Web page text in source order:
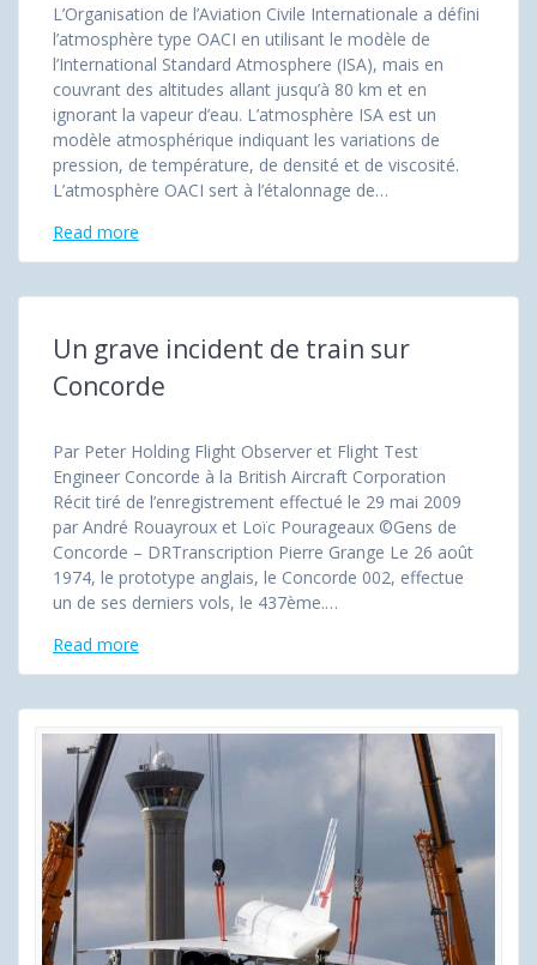
L’Organisation de l’Aviation Civile Internationale a défini
l’atmosphère type OACI en utilisant le modèle de
l’International Standard Atmosphere (ISA), mais en
couvrant des altitudes allant jusqu’à 80 km et en
ignorant la vapeur d’eau. L’atmosphère ISA est un
modèle atmosphérique indiquant les variations de
pression, de température, de densité et de viscosité.
L’atmosphère OACI sert à l’étalonnage de…
Read more
Un grave incident de train sur
Concorde
Par Peter Holding Flight Observer et Flight Test
Engineer Concorde à la British Aircraft Corporation
Récit tiré de l’enregistrement effectué le 29 mai 2009
par André Rouayroux et Loïc Pourageaux ©Gens de
Concorde – DRTranscription Pierre Grange Le 26 août
1974, le prototype anglais, le Concorde 002, effectue
un de ses derniers vols, le 437ème.…
Read more